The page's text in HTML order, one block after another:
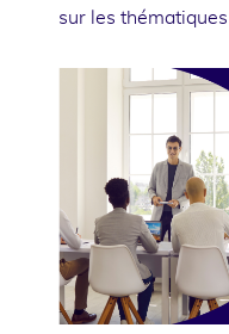
sur les